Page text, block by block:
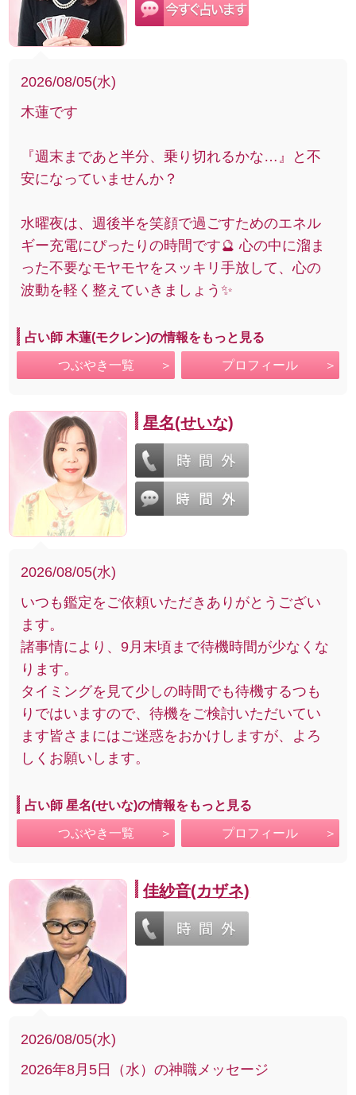
2026/08/05(水)
木蓮です
『週末まであと半分、乗り切れるかな…』と不
安になっていませんか？
水曜夜は、週後半を笑顔で過ごすためのエネル
ギー充電にぴったりの時間です🔮 心の中に溜ま
った不要なモヤモヤをスッキリ手放して、心の
波動を軽く整えていきましょう✨
占い師 木蓮(モクレン)の情報をもっと見る
つぶやき一覧 プロフィール
星名(せいな)
2026/08/05(水)
いつも鑑定をご依頼いただきありがとうござい
ます。
諸事情により、9月末頃まで待機時間が少なくな
ります。
タイミングを見て少しの時間でも待機するつも
りではいますので、待機をご検討いただいてい
ます皆さまにはご迷惑をおかけしますが、よろ
しくお願いします。
占い師 星名(せいな)の情報をもっと見る
つぶやき一覧 プロフィール
佳紗音(カザネ)
2026/08/05(水)
2026年8月5日（水）の神職メッセージ